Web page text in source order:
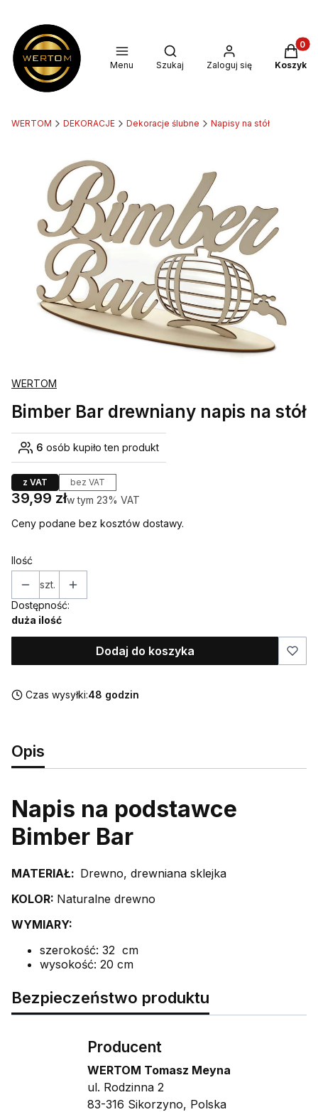
Menu
Otwórz wyszukiwarkę
Szukaj Zaloguj się Koszyk
WERTOM DEKORACJE Dekoracje ślubne Napisy na stół
WERTOM
Bimber Bar drewniany napis na stół
6 osób kupiło ten produkt
z VAT bez VAT
Cena
39,99 złw tym 23% VAT
w tym 23% VAT
Ceny podane bez kosztów dostawy.
Ilość
szt.
Dostępność:
duża ilość
Dodaj do koszyka
Czas wysyłki:48 godzin
Opis
Napis na podstawce
Bimber Bar
MATERIAŁ: Drewno, drewniana sklejka
KOLOR: Naturalne drewno
WYMIARY:
szerokość: 32 cm
wysokość: 20 cm
Bezpieczeństwo produktu
Producent
WERTOM Tomasz Meyna
ul. Rodzinna 2
83-316 Sikorzyno, Polska